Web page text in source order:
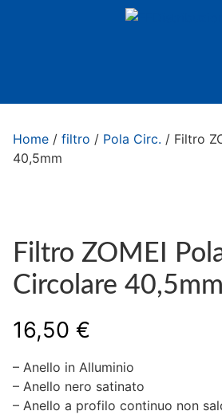
Home / filtro / Pola Circ. / Filtro
40,5mm
Filtro ZOMEI
Circolare 40,5mm
16,50 €
– Anello in Alluminio
– Anello nero satinato
– Anello a profilo continuo non